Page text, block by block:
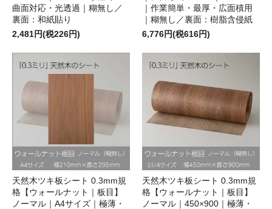
曲面対応・光透過｜糊無し／
裏面：和紙貼り
2,481円(税226円)
｜作業簡単・最厚・広面積用
｜糊無し／裏面：樹脂含侵紙
6,776円(税616円)
天然木ツキ板シート 0.3mm規
格【ウォールナット｜板目】
ノーマル｜A4サイズ｜極薄・
天然木ツキ板シート 0.3mm規
格【ウォールナット｜板目】
ノーマル｜450×900｜極薄・